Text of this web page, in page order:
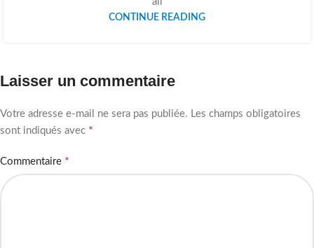
CONTINUE READING
Laisser un commentaire
Votre adresse e-mail ne sera pas publiée. Les champs obligatoires
sont indiqués avec *
Commentaire *